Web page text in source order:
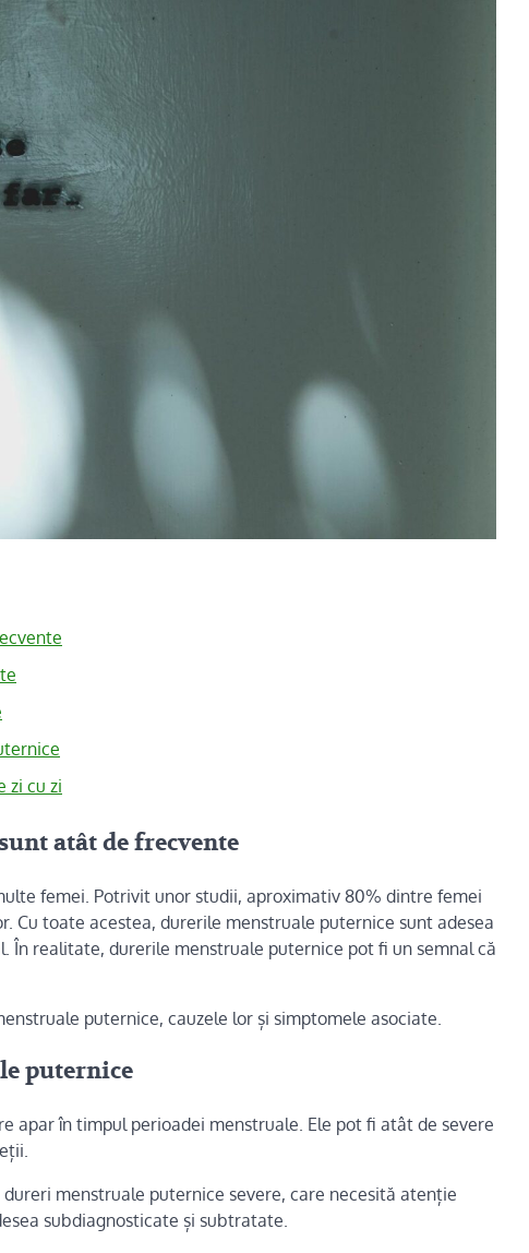
zi cu zi
atât de frecvente
femei. Potrivit unor studii, aproximativ 80% dintre femei
Cu toate acestea, durerile menstruale puternice sunt adesea
realitate, durerile menstruale puternice pot fi un semnal că
puternice, cauzele lor și simptomele asociate.
puternice
apar în timpul perioadei menstruale. Ele pot fi atât de severe
menstruale puternice severe, care necesită atenție
subdiagnosticate și subtratate.